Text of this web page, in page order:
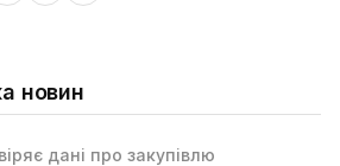
новин
дані про закупівлю